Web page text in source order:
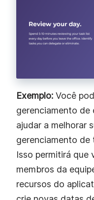
Exemplo: Você
gerenciamento de
ajudar a melhorar
gerenciamento de
Isso permitirá que
membros da
recursos do